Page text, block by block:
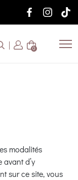
0
modalités
d’y
sur ce site, vous